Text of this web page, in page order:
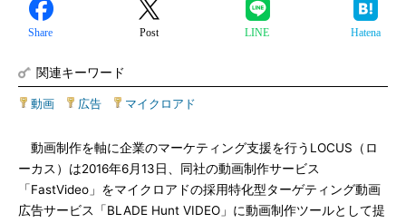
Share Post LINE Hatena
関連キーワード
動画 広告 マイクロアド
動画制作を軸に企業のマーケティング支援を行うLOCUS（ロ
ーカス）は2016年6月13日、同社の動画制作サービス
「FastVideo」をマイクロアドの採用特化型ターゲティング動画
広告サービス「BLADE Hunt VIDEO」に動画制作ツールとして提